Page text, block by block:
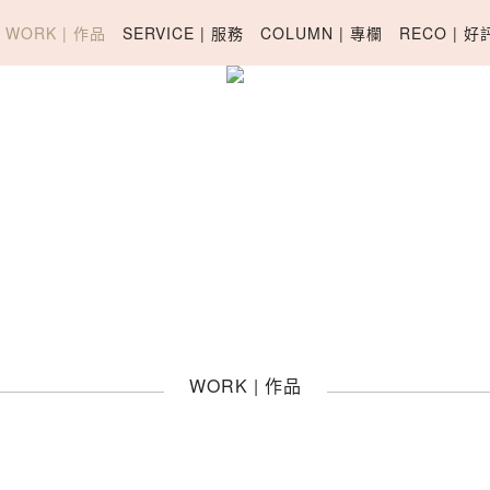
WORK | 作品 SERVICE | 服務 COLUMN | 專欄 RECO | 好
WORK | 作品